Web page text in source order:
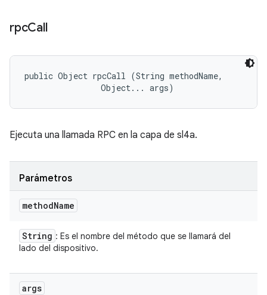
rpcCall
public Object rpcCall (String methodName,
                Object... args)
Ejecuta una llamada RPC en la capa de sl4a.
Parámetros
methodName
String : Es el nombre del método que se llamará del
lado del dispositivo.
args